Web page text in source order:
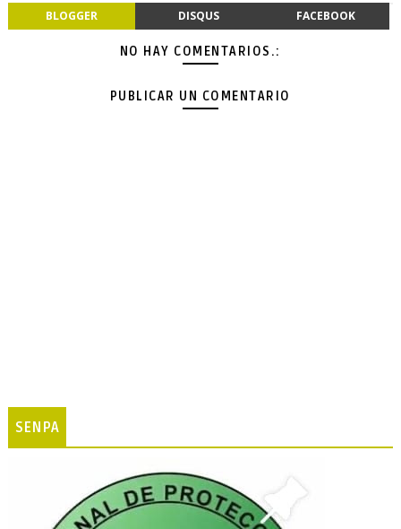
BLOGGER DISQUS FACEBOOK
NO HAY COMENTARIOS.:
PUBLICAR UN COMENTARIO
SENPA